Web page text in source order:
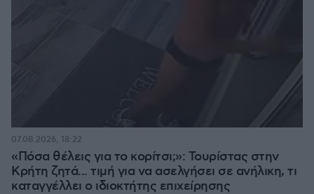
«Πόσα θέλεις για το κορίτσι;»: Τουρίστας στην
Κρήτη ζητά... τιμή για να ασελγήσει σε ανήλικη, τι
καταγγέλλει ο ιδιοκτήτης επιχείρησης
07.08.2026, 18:22